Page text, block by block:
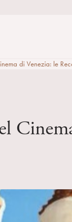
di Venezia: le